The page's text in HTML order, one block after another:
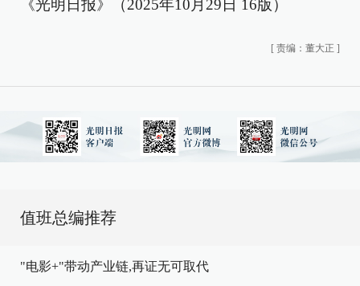
《光明日报》（2025年10月29日 16版）
[ 责编：董大正 ]
值班总编推荐
"电影+"带动产业链,再证无可取代